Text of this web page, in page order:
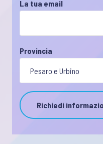
La tua email
Provincia